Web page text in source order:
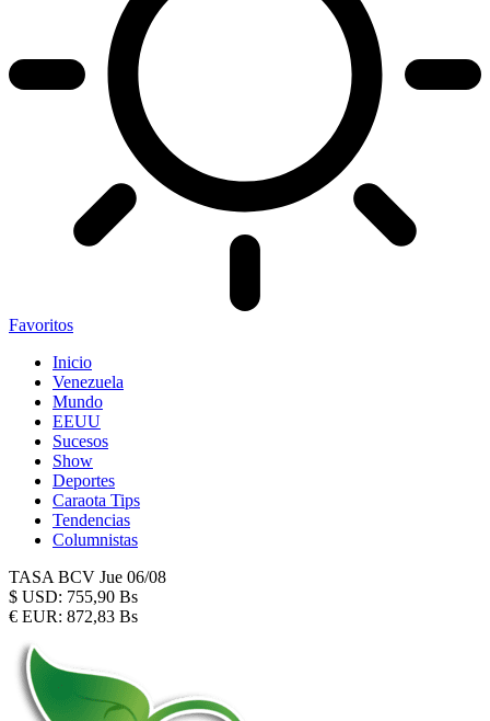
Favoritos
Inicio
Venezuela
Mundo
EEUU
Sucesos
Show
Deportes
Caraota Tips
Tendencias
Columnistas
TASA BCV Jue 06/08
$ USD: 755,90 Bs
€ EUR: 872,83 Bs